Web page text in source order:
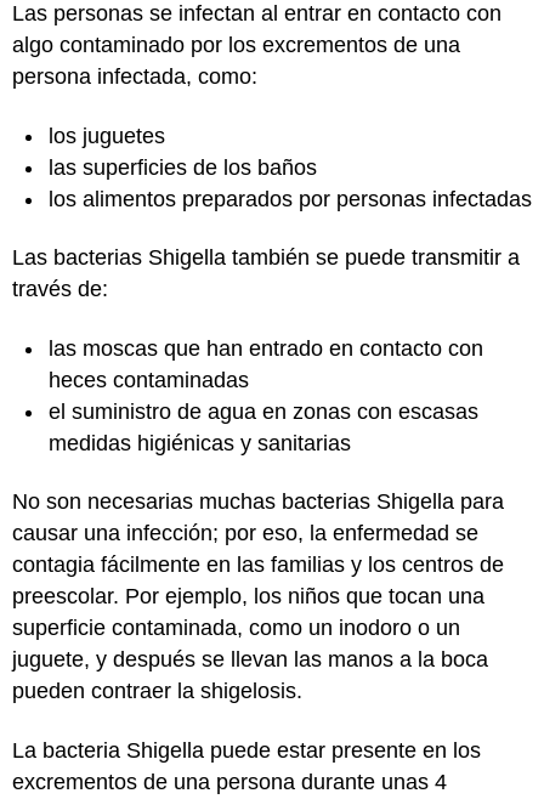
Las personas se infectan al entrar en contacto con
algo contaminado por los excrementos de una
persona infectada, como:
los juguetes
las superficies de los baños
los alimentos preparados por personas infectadas
Las bacterias Shigella también se puede transmitir a
través de:
las moscas que han entrado en contacto con
heces contaminadas
el suministro de agua en zonas con escasas
medidas higiénicas y sanitarias
No son necesarias muchas bacterias Shigella para
causar una infección; por eso, la enfermedad se
contagia fácilmente en las familias y los centros de
preescolar. Por ejemplo, los niños que tocan una
superficie contaminada, como un inodoro o un
juguete, y después se llevan las manos a la boca
pueden contraer la shigelosis.
La bacteria Shigella puede estar presente en los
excrementos de una persona durante unas 4